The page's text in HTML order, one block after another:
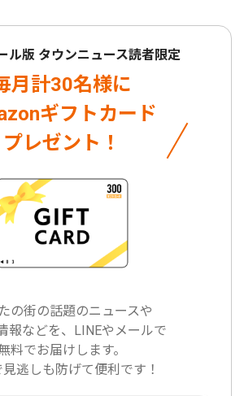
ル版 タウンニュース読者限定
月計30名様に
ギフトカード
プレゼント！
の街の話題のニュースや
報などを、LINEやメールで
料でお届けします。
逃しも防げて便利です！